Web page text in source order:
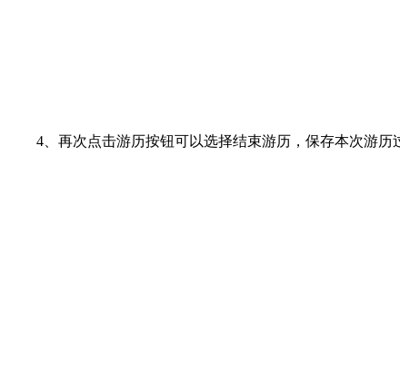
4、再次点击游历按钮可以选择结束游历，保存本次游